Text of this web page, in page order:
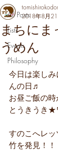
All Posts
Lists
Events
Philosophy
まちに
うめん
2018年8月21
今日は楽し
んの日♬
お昼ご飯の時
とうきうき★
すのこへレ
竹を発見！！